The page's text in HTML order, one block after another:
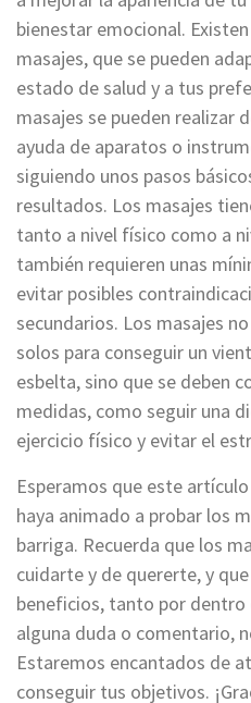
bienestar emocional.
masajes, que se pueden
estado de salud y a tus
masajes se pueden realizar
ayuda de aparatos o
siguiendo unos pasos
resultados. Los masajes
tanto a nivel físico como a
también requieren unas
evitar posibles
secundarios. Los masajes
solos para conseguir un
esbelta, sino que se deben
medidas, como seguir una
ejercicio físico y evitar el
Esperamos que este
haya animado a probar los
barriga. Recuerda que los
cuidarte y de quererte, y
beneficios, tanto por dentro
alguna duda o comentario,
Estaremos encantados de
conseguir tus objetivos.